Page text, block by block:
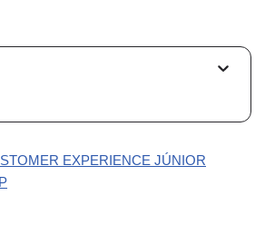
EXPERIENCE JÚNIOR